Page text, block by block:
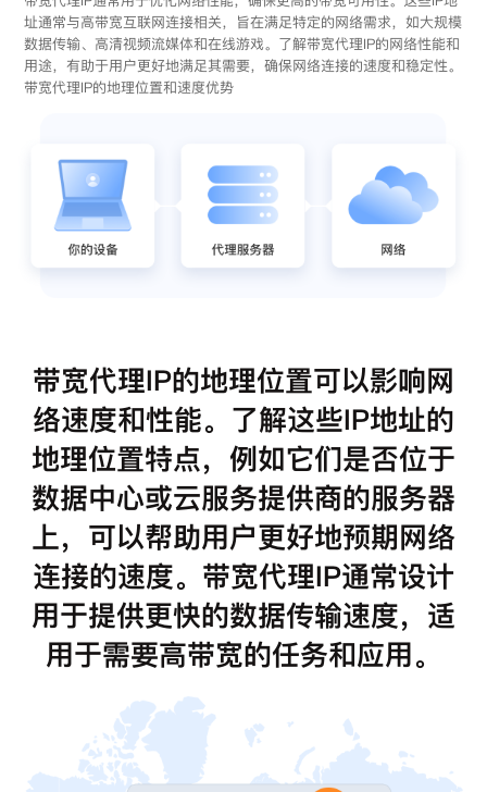
址通常与高带宽互联网连接相关，旨在满足特定的网络需求，如大规模
数据传输、高清视频流媒体和在线游戏。了解带宽代理IP的网络性能和
用途，有助于用户更好地满足其需要，确保网络连接的速度和稳定性。
带宽代理IP的地理位置和速度优势
带宽代理IP的地理位置可以影响网
络速度和性能。了解这些IP地址的
地理位置特点，例如它们是否位于
数据中心或云服务提供商的服务器
上，可以帮助用户更好地预期网络
连接的速度。带宽代理IP通常设计
用于提供更快的数据传输速度，适
用于需要高带宽的任务和应用。